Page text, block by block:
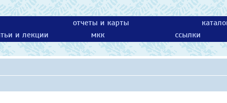
отчеты и карты
и лекции мкк ссылки